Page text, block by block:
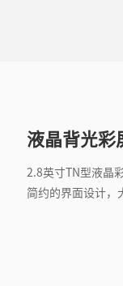
液晶背光彩
2.8英寸TN型液晶
简约的界面设计，